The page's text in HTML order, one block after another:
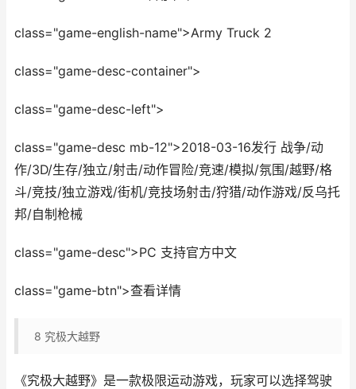
class="game-english-name">Army Truck 2
class="game-desc-container">
class="game-desc-left">
class="game-desc mb-12">2018-03-16发行 战争/动
作/3D/生存/独立/射击/动作冒险/竞速/模拟/氛围/越野/格
斗/竞技/独立游戏/街机/竞技场射击/狩猎/动作游戏/反乌托
邦/自制枪械
class="game-desc">PC 支持官方中文
class="game-btn">查看详情
8 究极大越野
《究极大越野》是一款极限运动游戏，玩家可以选择驾驶